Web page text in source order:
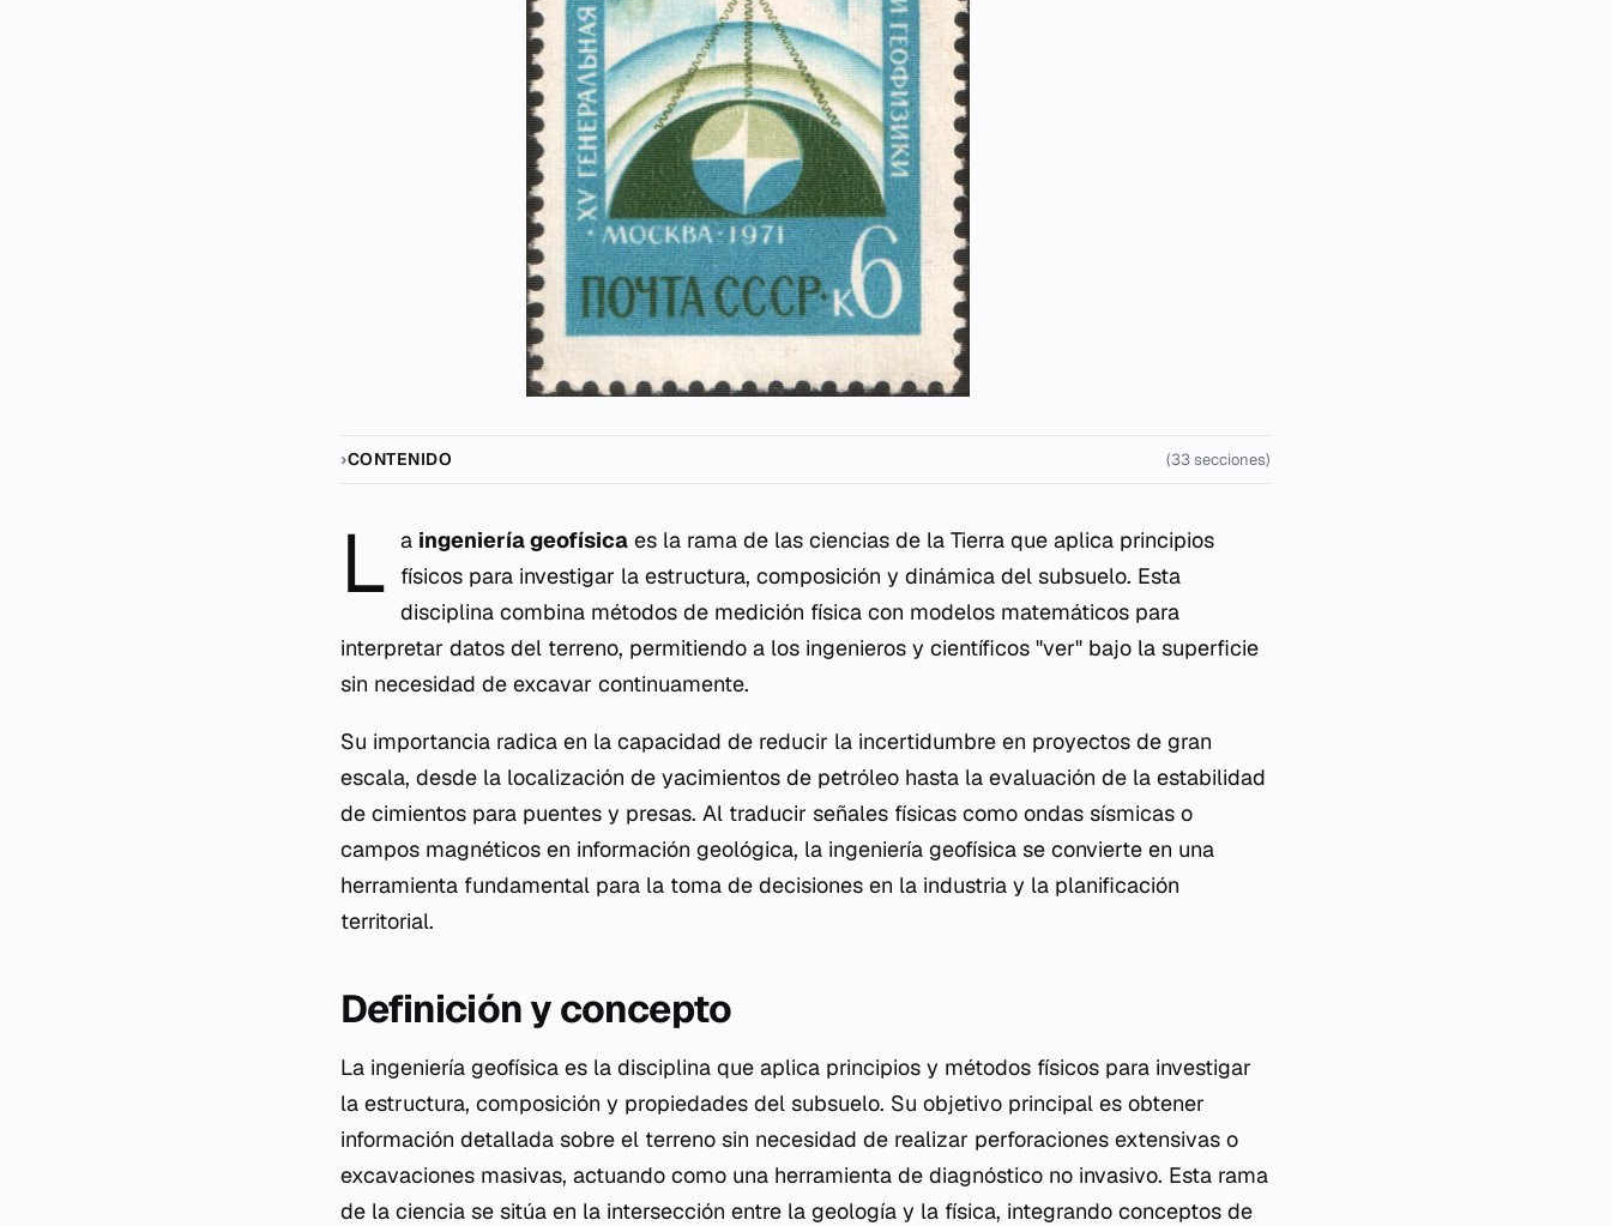
CONTENIDO (33 secciones)
L a ingeniería geofísica es la rama de las ciencias de la Tierra que aplica principios
físicos para investigar la estructura, composición y dinámica del subsuelo. Esta
disciplina combina métodos de medición física con modelos matemáticos para
interpretar datos del terreno, permitiendo a los ingenieros y científicos "ver" bajo la superficie
sin necesidad de excavar continuamente.
Su importancia radica en la capacidad de reducir la incertidumbre en proyectos de gran
escala, desde la localización de yacimientos de petróleo hasta la evaluación de la estabilidad
de cimientos para puentes y presas. Al traducir señales físicas como ondas sísmicas o
campos magnéticos en información geológica, la ingeniería geofísica se convierte en una
herramienta fundamental para la toma de decisiones en la industria y la planificación
territorial.
Definición y concepto
La ingeniería geofísica es la disciplina que aplica principios y métodos físicos para investigar
la estructura, composición y propiedades del subsuelo. Su objetivo principal es obtener
información detallada sobre el terreno sin necesidad de realizar perforaciones extensivas o
excavaciones masivas, actuando como una herramienta de diagnóstico no invasivo. Esta rama
de la ciencia se sitúa en la intersección entre la geología y la física, integrando conceptos de